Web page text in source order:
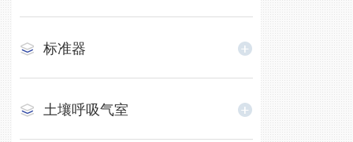
标准器
土壤呼吸气室